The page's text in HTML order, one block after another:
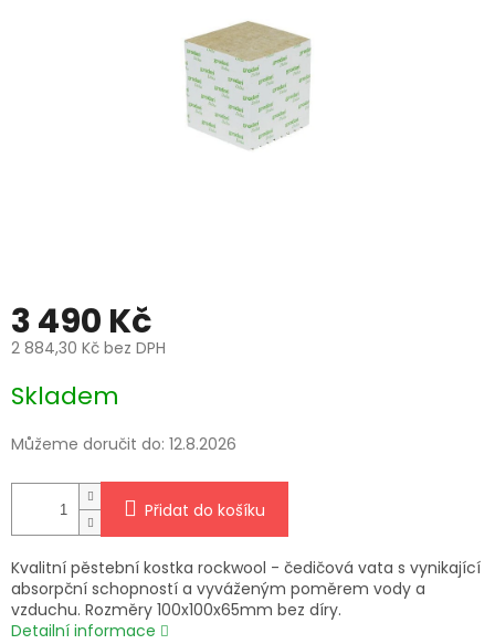
3 490 Kč
2 884,30 Kč bez DPH
cena:
Skladem
Můžeme doručit do: 12.8.2026
Přidat do košíku
Kvalitní pěstební kostka rockwool - čedičová vata s vynikající
absorpční schopností a vyváženým poměrem vody a
vzduchu. Rozměry 100x100x65mm bez díry.
Detailní informace